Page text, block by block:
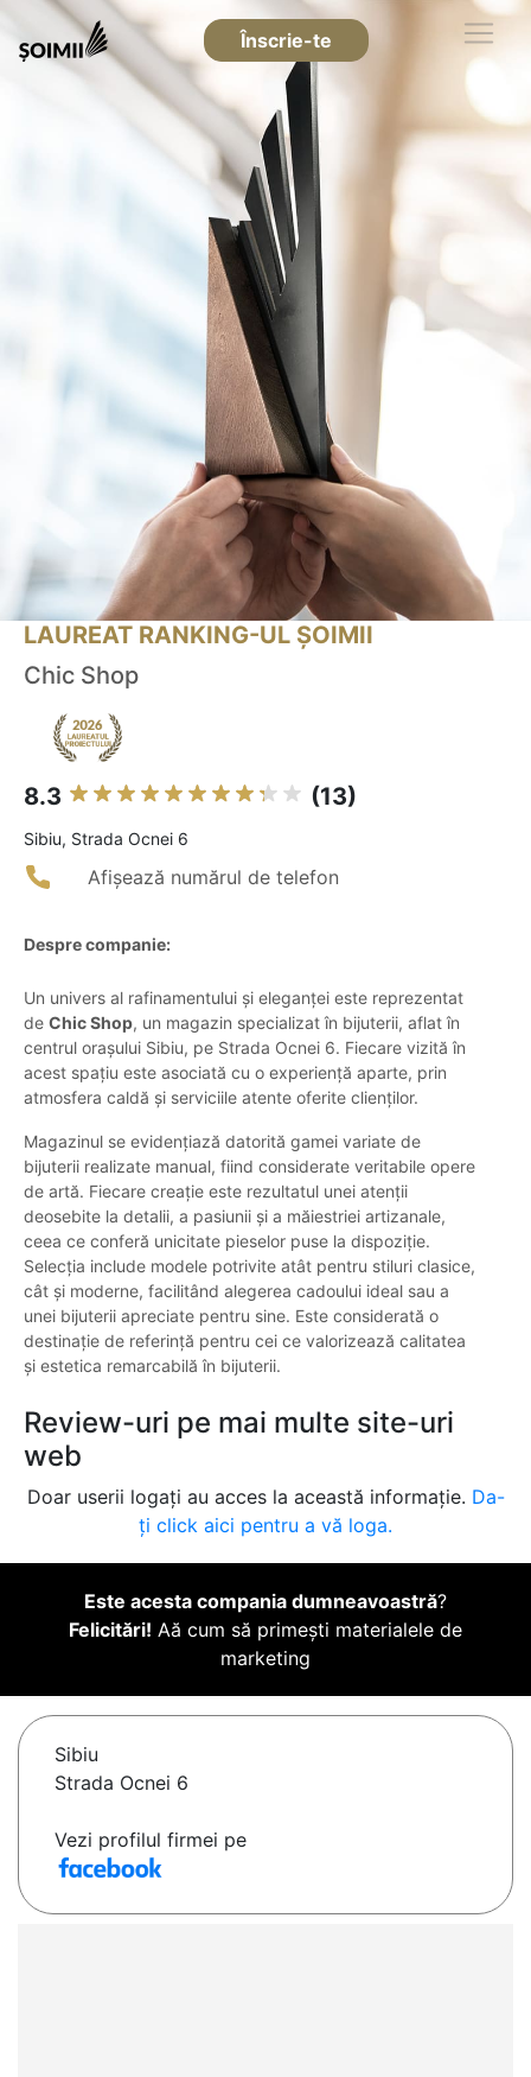
Înscrie-te
LAUREAT RANKING-UL ȘOIMII
Chic Shop
8.3 (13)
Sibiu, Strada Ocnei 6
Afișează numărul de telefon
Despre companie:
Un univers al rafinamentului și eleganței este reprezentat
de Chic Shop, un magazin specializat în bijuterii, aflat în
centrul orașului Sibiu, pe Strada Ocnei 6. Fiecare vizită în
acest spațiu este asociată cu o experiență aparte, prin
atmosfera caldă și serviciile atente oferite clienților.
Magazinul se evidențiază datorită gamei variate de
bijuterii realizate manual, fiind considerate veritabile opere
de artă. Fiecare creație este rezultatul unei atenții
deosebite la detalii, a pasiunii și a măiestriei artizanale,
ceea ce conferă unicitate pieselor puse la dispoziție.
Selecția include modele potrivite atât pentru stiluri clasice,
cât și moderne, facilitând alegerea cadoului ideal sau a
unei bijuterii apreciate pentru sine. Este considerată o
destinație de referință pentru cei ce valorizează calitatea
și estetica remarcabilă în bijuterii.
Review-uri pe mai multe site-uri
web
Doar userii logați au acces la această informație. Da-
ți click aici pentru a vă loga.
Este acesta compania dumneavoastră?
Felicitări! Aă cum să primești materialele de
marketing
Sibiu
Strada Ocnei 6
Vezi profilul firmei pe